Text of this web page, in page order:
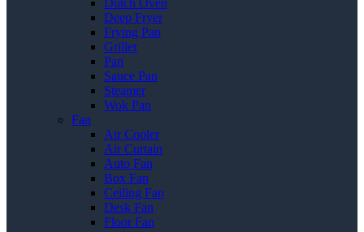
Dutch Oven
Deep Fryer
Frying Pan
Griller
Pan
Sauce Pan
Steamer
Wok Pan
Fan
Air Cooler
Air Curtain
Auto Fan
Box Fan
Ceiling Fan
Desk Fan
Floor Fan